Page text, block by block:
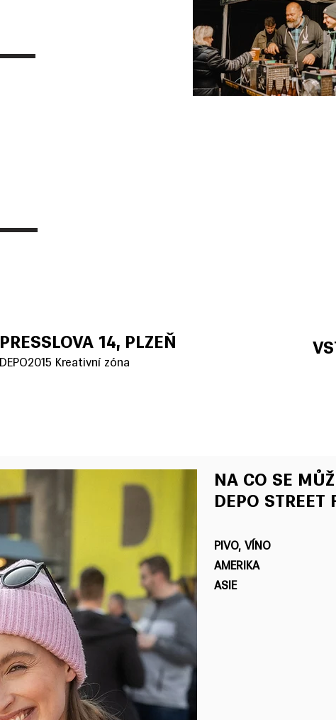
PRESSLOVA 14, PLZEŇ
DEPO2015 Kreativní zóna
NA CO SE
DEPO STREET
PIVO, VÍNO
AMERIKA
ASIE